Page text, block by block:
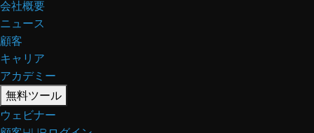
会社概要
ニュース
顧客
キャリア
アカデミー
無料ツール
ウェビナー